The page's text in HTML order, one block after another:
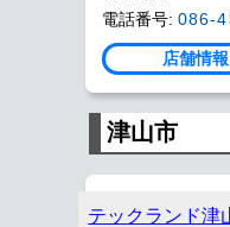
電話番号: 086-
店舗情
津山市
テックランド津